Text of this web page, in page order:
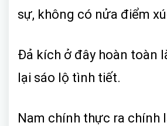
sự, không có nửa điểm
Đả kích ở đây hoàn toàn
lại sáo lộ tình tiết.
Nam chính thực ra chính